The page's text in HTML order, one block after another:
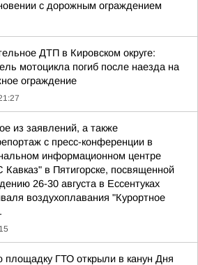
с дорожным ограждением
ДТП в Кировском округе:
мотоцикла погиб после наезда на
ограждение
из заявлений, а также
с пресс-конференции в
информационном центре
в Пятигорске, посвященной
26-30 августа в Ессентуках
воздухоплавания "Курортное
площадку ГТО открыли в канун Дня